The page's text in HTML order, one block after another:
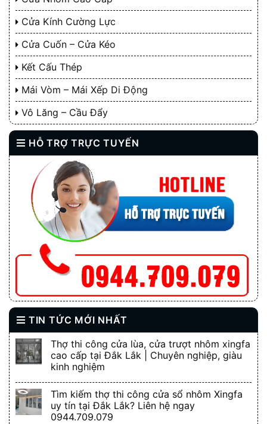
Cửa Kính Cường Lực
Cửa Cuốn – Cửa Kéo
Kết Cấu Thép
Mái Vòm – Mái Xếp Di Động
Vô Lăng – Cầu Đẩy
HỖ TRỢ TRỰC TUYẾN
TIN TỨC MỚI NHẤT
Thợ thi công cửa lùa, cửa trượt nhôm xingfa
cao cấp tại Đắk Lắk | Chuyên nghiệp, giàu
kinh nghiệm
Tìm kiếm thợ thi công cửa sổ nhôm Xingfa
uy tín tại Đắk Lắk? Liên hệ ngay
0944.709.079